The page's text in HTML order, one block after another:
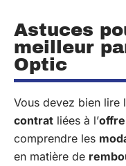
Astuces
meilleur
Optic
Vous devez bien lire
contrat liées à l’
comprendre les
en matière de